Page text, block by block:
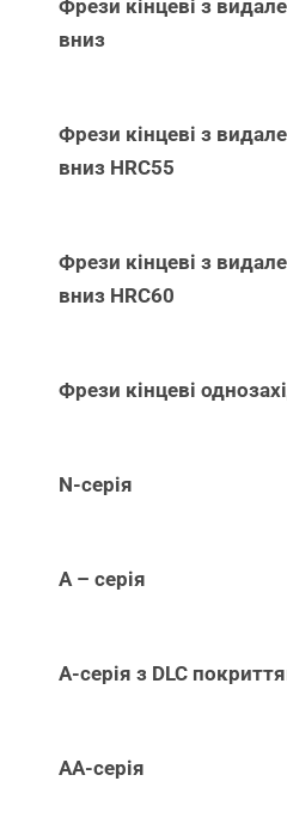
Фрези кінцеві з
вниз
Фрези кінцеві з
вниз НRC55
Фрези кінцеві з
вниз НRC60
Фрези кінцеві
N-серія
А – серія
А-серія з DLC
АА-серія